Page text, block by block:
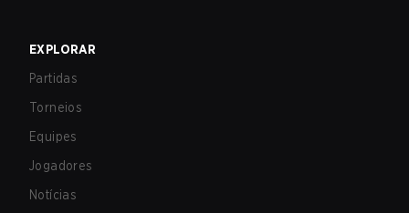
EXPLORAR
Partidas
Torneios
Equipes
Jogadores
Notícias